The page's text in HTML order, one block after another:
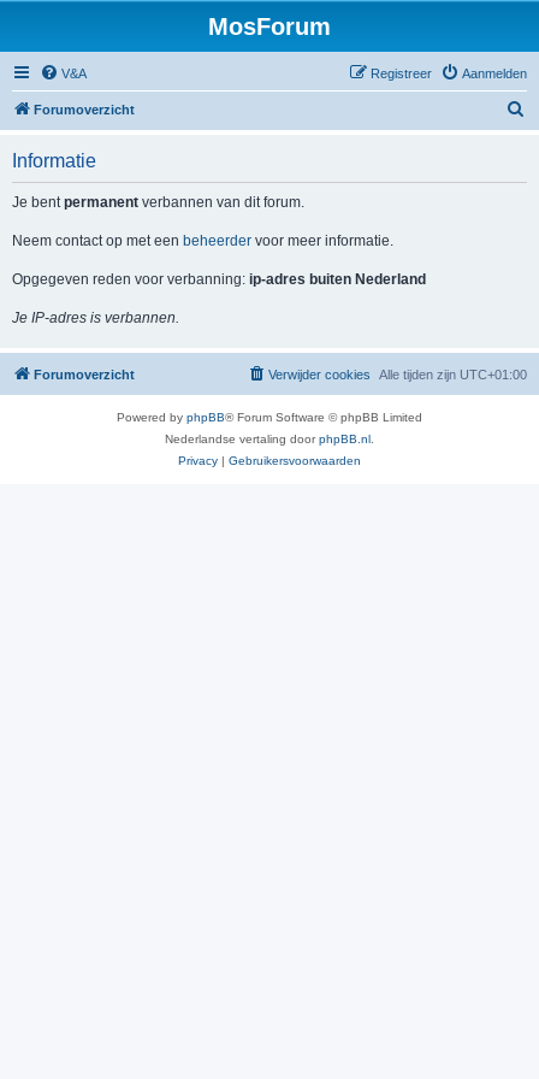
MosForum
V&A Aanmelden
Registreer
Forumoverzicht
Informatie
Je bentpermanent verbannen van dit forum.
Neem contact op met een beheerder voor meer informatie.
Opgegeven reden voor verbanning: ip-adres buiten Nederland
Je IP-adres is verbannen.
Forumoverzicht Alle tijden zijn UTC+01:00
Verwijder cookies
Powered by phpBB® Forum Software © phpBB Limited
Nederlandse vertaling doorphpBB.nl
Privacy | Gebruikersvoorwaarden